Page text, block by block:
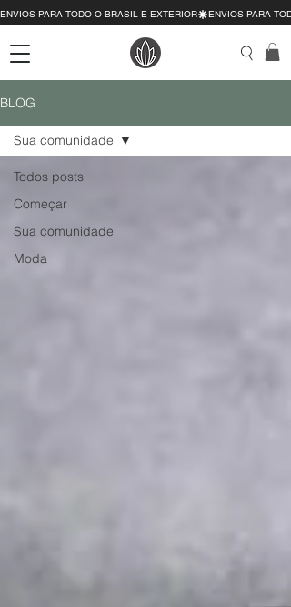
ENVIOS PARA TODO O BRASIL E EXTERIOR
BLOG
Todos posts
Começar
Sua comunidade
Moda
Sua comunidade